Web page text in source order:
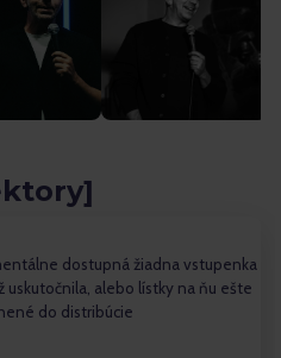
z Hrebienka do Starého
rad
dostupná žiadna vstupenka
uskutočnila, alebo lístky na ňu ešte
do distribúcie